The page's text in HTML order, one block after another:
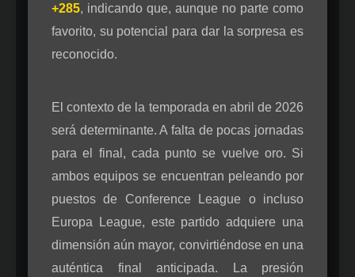
+285, indicando que, aunque no parte como
favorito, su potencial para dar la sorpresa es
reconocido.
El contexto de la temporada en abril de 2026
será determinante. A falta de pocas jornadas
para el final, cada punto se vuelve oro. Si
ambos equipos se encuentran peleando por
puestos de Conference League o incluso
Europa League, este partido adquiere una
dimensión aún mayor, convirtiéndose en una
auténtica final anticipada. La presión